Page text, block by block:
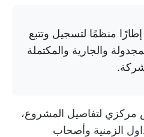
منظمًا لتسجيل وتتبع
والجارية والمكتملة
لتفاصيل المشروع،
الزمنية وأصحاب